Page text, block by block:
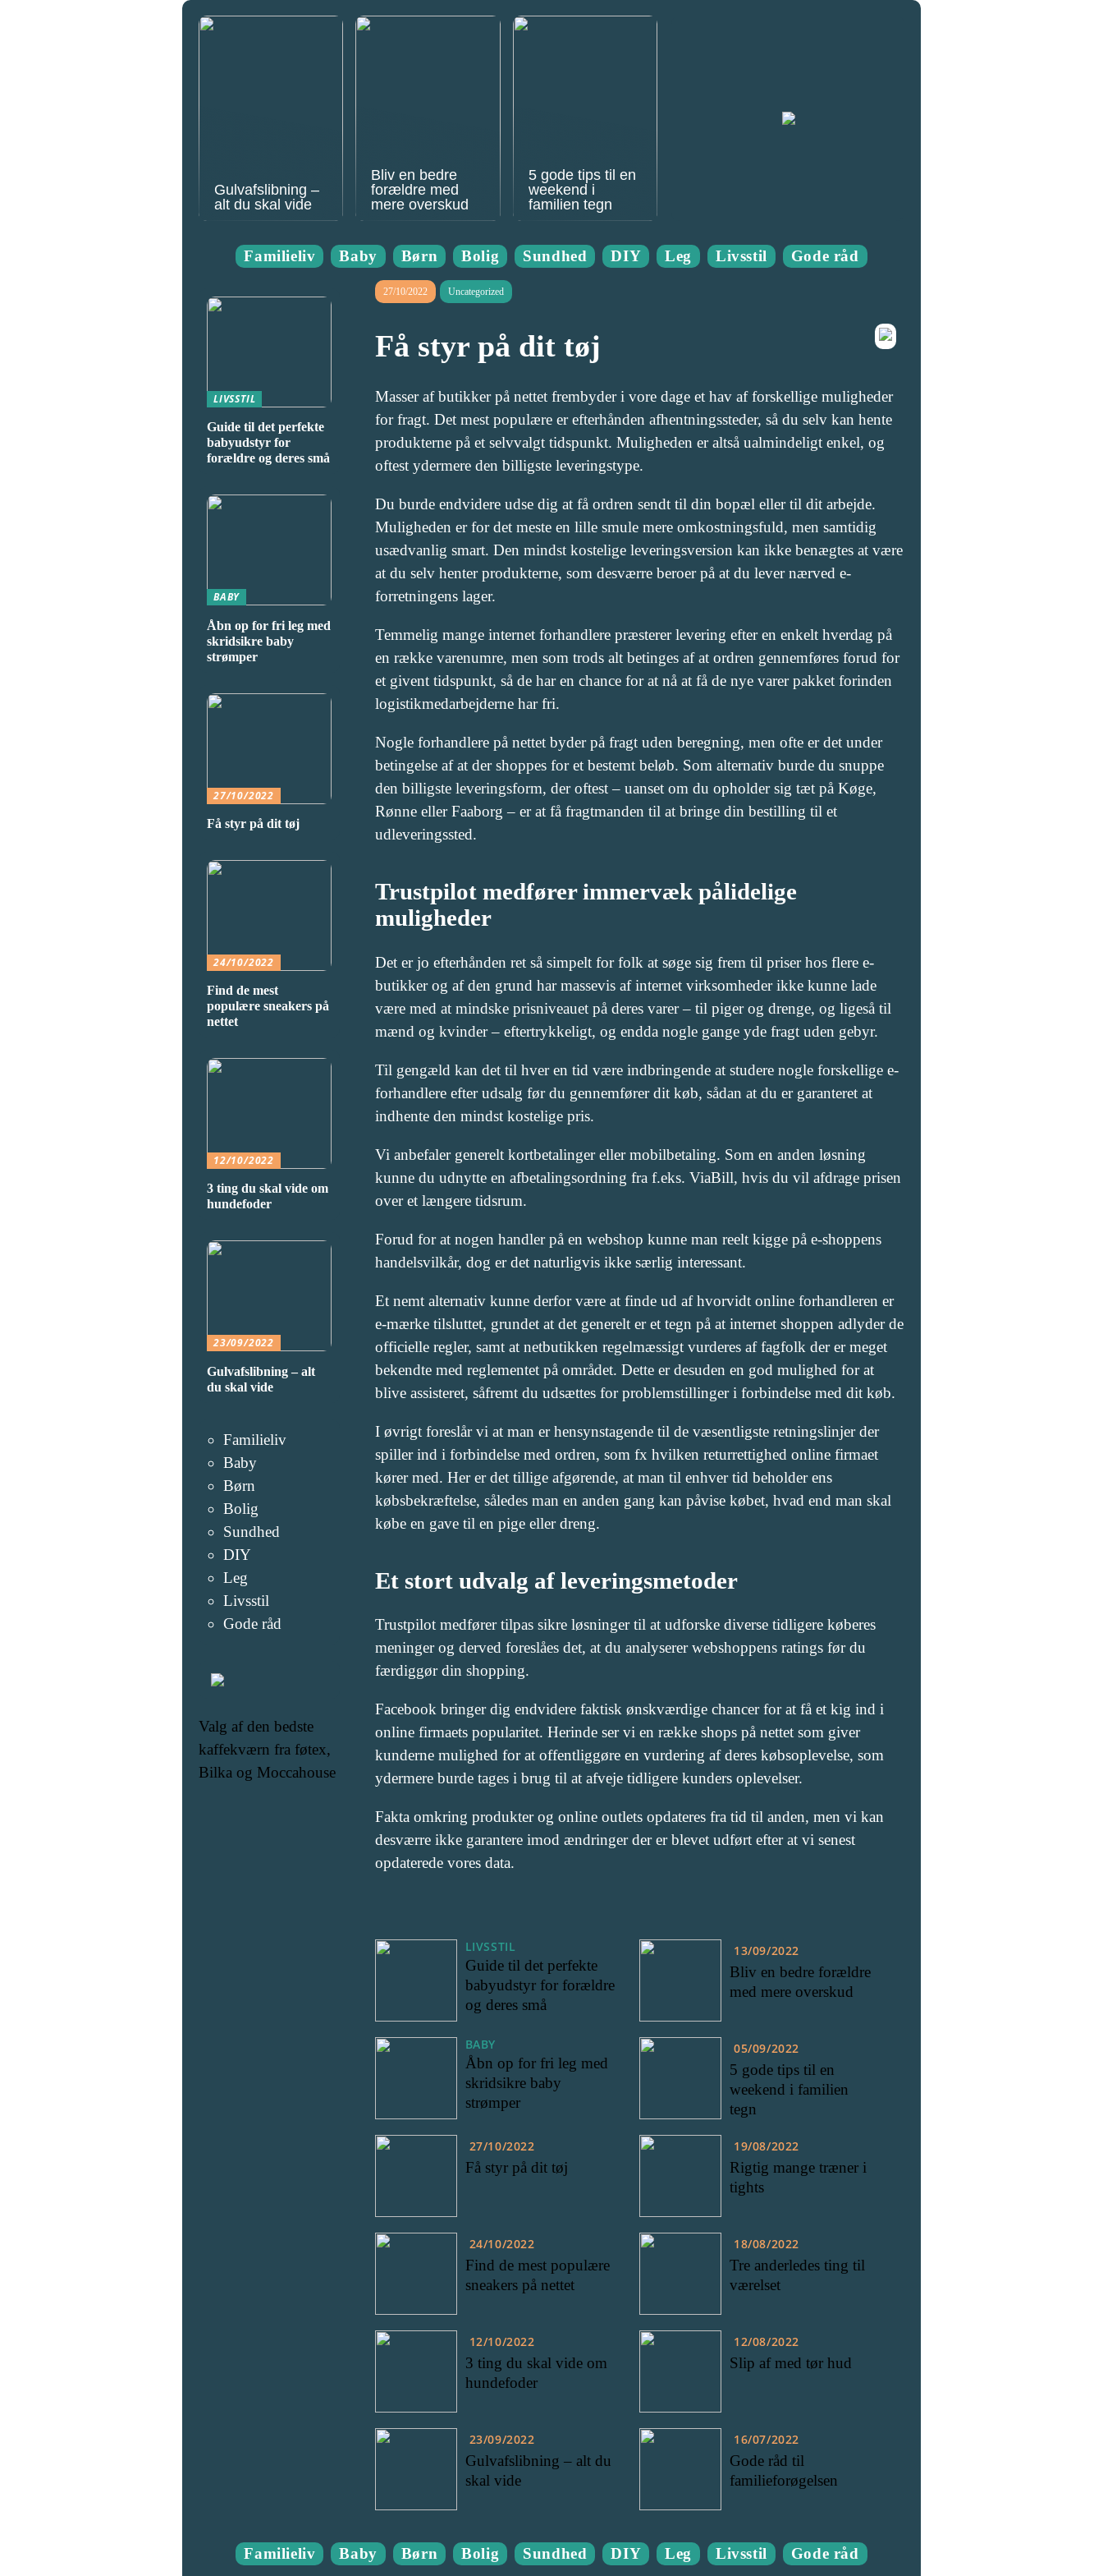
Gulvafslibning –
alt du skal vide
Bliv en bedre
forældre med
mere overskud
5 gode tips til en
weekend i
familien tegn
Familieliv Baby Børn Bolig Sundhed DIY Leg Livsstil Gode råd
27/10/2022 Uncategorized
Få styr på dit tøj
Masser af butikker på nettet frembyder i vore dage et hav af forskellige muligheder
for fragt. Det mest populære er efterhånden afhentningssteder, så du selv kan hente
produkterne på et selvvalgt tidspunkt. Muligheden er altså ualmindeligt enkel, og
oftest ydermere den billigste leveringstype.
Du burde endvidere udse dig at få ordren sendt til din bopæl eller til dit arbejde.
Muligheden er for det meste en lille smule mere omkostningsfuld, men samtidig
usædvanlig smart. Den mindst kostelige leveringsversion kan ikke benægtes at være
at du selv henter produkterne, som desværre beroer på at du lever nærved e-
forretningens lager.
Temmelig mange internet forhandlere præsterer levering efter en enkelt hverdag på
en række varenumre, men som trods alt betinges af at ordren gennemføres forud for
et givent tidspunkt, så de har en chance for at nå at få de nye varer pakket forinden
logistikmedarbejderne har fri.
Nogle forhandlere på nettet byder på fragt uden beregning, men ofte er det under
betingelse af at der shoppes for et bestemt beløb. Som alternativ burde du snuppe
den billigste leveringsform, der oftest – uanset om du opholder sig tæt på Køge,
Rønne eller Faaborg – er at få fragtmanden til at bringe din bestilling til et
udleveringssted.
Trustpilot medfører immervæk pålidelige
muligheder
Det er jo efterhånden ret så simpelt for folk at søge sig frem til priser hos flere e-
butikker og af den grund har massevis af internet virksomheder ikke kunne lade
være med at mindske prisniveauet på deres varer – til piger og drenge, og ligeså til
mænd og kvinder – eftertrykkeligt, og endda nogle gange yde fragt uden gebyr.
Til gengæld kan det til hver en tid være indbringende at studere nogle forskellige e-
forhandlere efter udsalg før du gennemfører dit køb, sådan at du er garanteret at
indhente den mindst kostelige pris.
Vi anbefaler generelt kortbetalinger eller mobilbetaling. Som en anden løsning
kunne du udnytte en afbetalingsordning fra f.eks. ViaBill, hvis du vil afdrage prisen
over et længere tidsrum.
Forud for at nogen handler på en webshop kunne man reelt kigge på e-shoppens
handelsvilkår, dog er det naturligvis ikke særlig interessant.
Et nemt alternativ kunne derfor være at finde ud af hvorvidt online forhandleren er
e-mærke tilsluttet, grundet at det generelt er et tegn på at internet shoppen adlyder de
officielle regler, samt at netbutikken regelmæssigt vurderes af fagfolk der er meget
bekendte med reglementet på området. Dette er desuden en god mulighed for at
blive assisteret, såfremt du udsættes for problemstillinger i forbindelse med dit køb.
I øvrigt foreslår vi at man er hensynstagende til de væsentligste retningslinjer der
spiller ind i forbindelse med ordren, som fx hvilken returrettighed online firmaet
kører med. Her er det tillige afgørende, at man til enhver tid beholder ens
købsbekræftelse, således man en anden gang kan påvise købet, hvad end man skal
købe en gave til en pige eller dreng.
Et stort udvalg af leveringsmetoder
Trustpilot medfører tilpas sikre løsninger til at udforske diverse tidligere køberes
meninger og derved foreslåes det, at du analyserer webshoppens ratings før du
færdiggør din shopping.
Facebook bringer dig endvidere faktisk ønskværdige chancer for at få et kig ind i
online firmaets popularitet. Herinde ser vi en række shops på nettet som giver
kunderne mulighed for at offentliggøre en vurdering af deres købsoplevelse, som
ydermere burde tages i brug til at afveje tidligere kunders oplevelser.
Fakta omkring produkter og online outlets opdateres fra tid til anden, men vi kan
desværre ikke garantere imod ændringer der er blevet udført efter at vi senest
opdaterede vores data.
LIVSSTIL
Guide til det perfekte
babyudstyr for forældre
og deres små
BABY
Åbn op for fri leg med
skridsikre baby
strømper
27/10/2022
Få styr på dit tøj
24/10/2022
Find de mest populære
sneakers på nettet
12/10/2022
3 ting du skal vide om
hundefoder
23/09/2022
Gulvafslibning – alt du
skal vide
13/09/2022
Bliv en bedre forældre
med mere overskud
05/09/2022
5 gode tips til en
weekend i familien
tegn
19/08/2022
Rigtig mange træner i
tights
18/08/2022
Tre anderledes ting til
værelset
12/08/2022
Slip af med tør hud
16/07/2022
Gode råd til
familieforøgelsen
LIVSSTIL
Guide til det perfekte
babyudstyr for
forældre og deres små
BABY
Åbn op for fri leg med
skridsikre baby
strømper
27/10/2022
Få styr på dit tøj
24/10/2022
Find de mest
populære sneakers på
nettet
12/10/2022
3 ting du skal vide om
hundefoder
23/09/2022
Gulvafslibning – alt
du skal vide
Familieliv
Baby
Børn
Bolig
Sundhed
DIY
Leg
Livsstil
Gode råd
Valg af den bedste
kaffekværn fra føtex,
Bilka og Moccahouse
Familieliv Baby Børn Bolig Sundhed DIY Leg Livsstil Gode råd